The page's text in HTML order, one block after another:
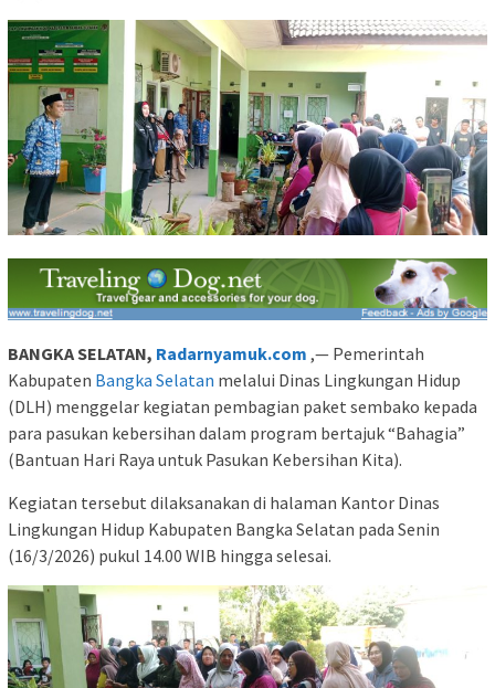
BANGKA SELATAN, Radarnyamuk.com ,— Pemerintah
Kabupaten Bangka Selatan melalui Dinas Lingkungan Hidup
(DLH) menggelar kegiatan pembagian paket sembako kepada
para pasukan kebersihan dalam program bertajuk “Bahagia”
(Bantuan Hari Raya untuk Pasukan Kebersihan Kita).
Kegiatan tersebut dilaksanakan di halaman Kantor Dinas
Lingkungan Hidup Kabupaten Bangka Selatan pada Senin
(16/3/2026) pukul 14.00 WIB hingga selesai.